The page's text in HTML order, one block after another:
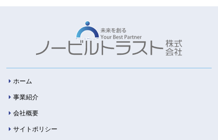
ホーム
事業紹介
会社概要
サイトポリシー